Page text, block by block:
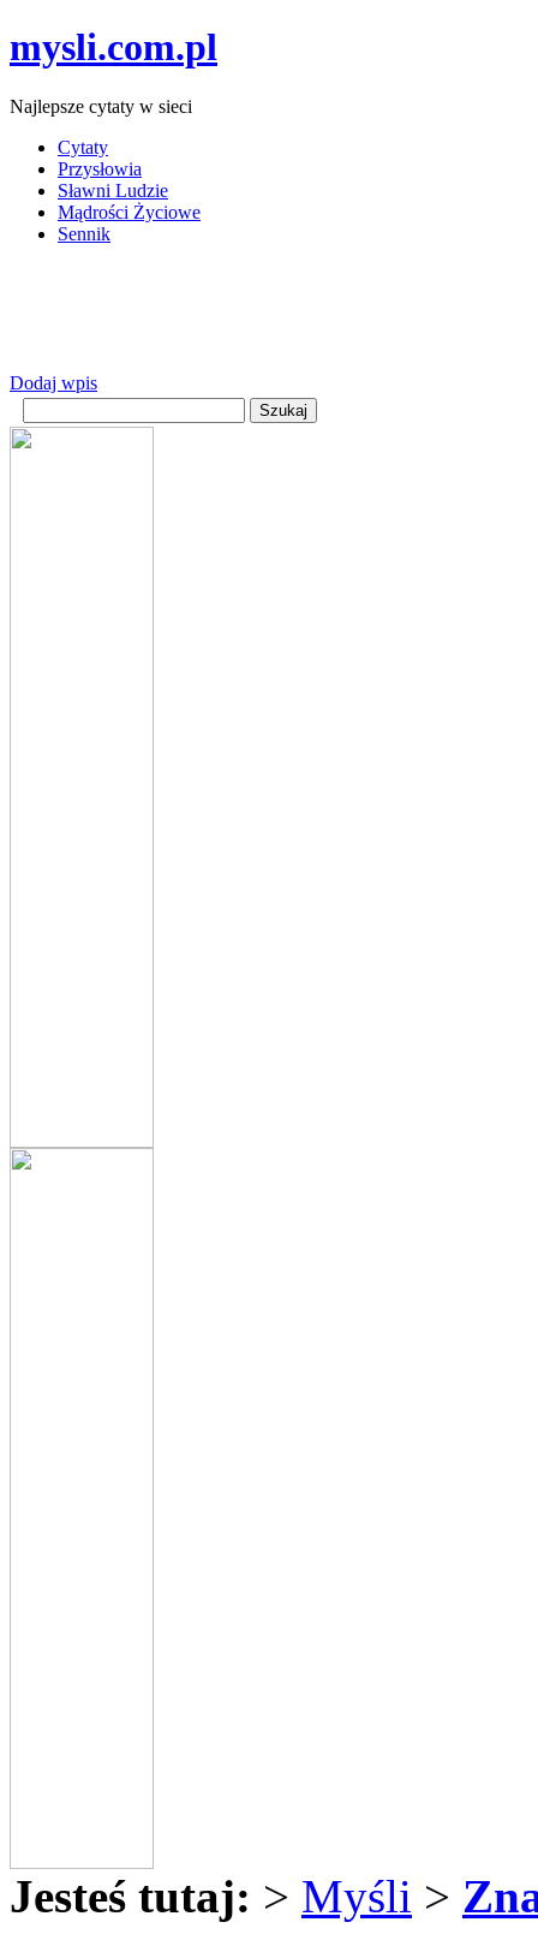
mysli.com.pl
Najlepsze cytaty w sieci
Cytaty
Przysłowia
Sławni Ludzie
Mądrości Życiowe
Sennik
Dodaj wpis
Jesteś tutaj: > Myśli >